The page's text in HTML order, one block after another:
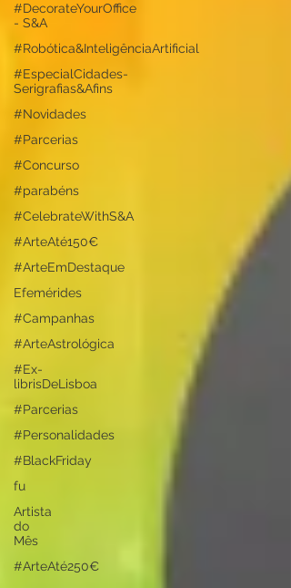
#DecorateYourOffice
- S&A
#Robótica&InteligênciaArtificial
#EspecialCidades-
Serigrafias&Afins
#Novidades
#Parcerias
#Concurso
#parabéns
#CelebrateWithS&A
#ArteAté150€
#ArteEmDestaque
Efemérides
#Campanhas
#ArteAstrológica
#Ex-
librisDeLisboa
#Parcerias
#Personalidades
#BlackFriday
fu
Artista
do
Mês
#ArteAté250€